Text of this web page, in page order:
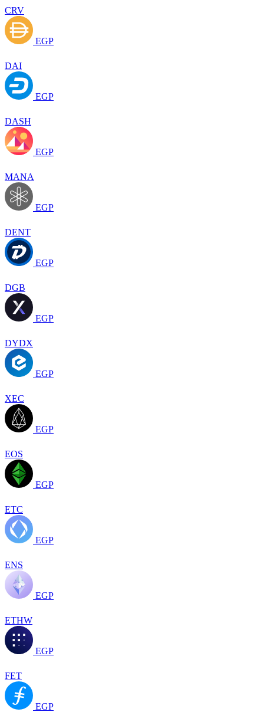
CRV
EGP
DAI
EGP
DASH
EGP
MANA
EGP
DENT
EGP
DGB
EGP
DYDX
EGP
XEC
EGP
EOS
EGP
ETC
EGP
ENS
EGP
ETHW
EGP
FET
EGP